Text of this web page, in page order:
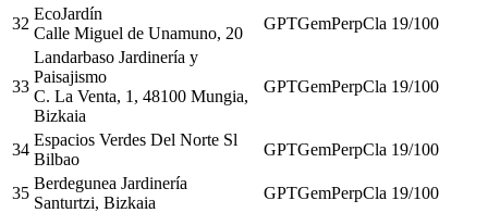
32
EcoJardín
Calle Miguel de Unamuno, 20
GPTGemPerpCla 19/100
33
Landarbaso Jardinería y
Paisajismo
C. La Venta, 1, 48100 Mungia,
Bizkaia
GPTGemPerpCla 19/100
34
Espacios Verdes Del Norte Sl
Bilbao
GPTGemPerpCla 19/100
35
Berdegunea Jardinería
Santurtzi, Bizkaia
GPTGemPerpCla 19/100